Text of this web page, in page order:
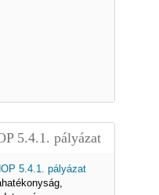
5.4.1. pályázat